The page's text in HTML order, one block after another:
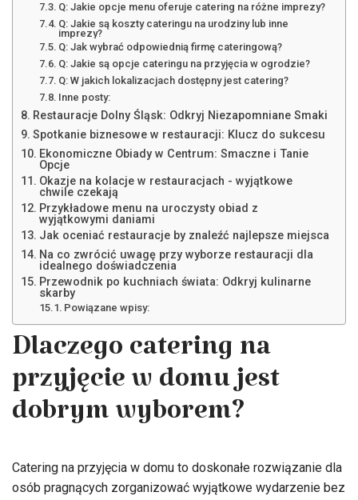
Q: Jakie opcje menu oferuje catering na różne imprezy?
Q: Jakie są koszty cateringu na urodziny lub inne
imprezy?
Q: Jak wybrać odpowiednią firmę cateringową?
Q: Jakie są opcje cateringu na przyjęcia w ogrodzie?
Q: W jakich lokalizacjach dostępny jest catering?
Inne posty:
Restauracje Dolny Śląsk: Odkryj Niezapomniane Smaki
Spotkanie biznesowe w restauracji: Klucz do sukcesu
Ekonomiczne Obiady w Centrum: Smaczne i Tanie
Opcje
Okazje na kolacje w restauracjach - wyjątkowe
chwile czekają
Przykładowe menu na uroczysty obiad z
wyjątkowymi daniami
Jak oceniać restauracje by znaleźć najlepsze miejsca
Na co zwrócić uwagę przy wyborze restauracji dla
idealnego doświadczenia
Przewodnik po kuchniach świata: Odkryj kulinarne
skarby
Powiązane wpisy:
Dlaczego catering na
przyjęcie w domu jest
dobrym wyborem?
Catering na przyjęcia w domu to doskonałe rozwiązanie dla
osób pragnących zorganizować wyjątkowe wydarzenie bez